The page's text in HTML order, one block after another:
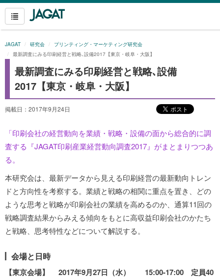
JAGAT 研究会
プリンティング・マーケティング研究会
最新調査にみる印刷経営と戦略､設備2017【東京・岐阜・大阪】
最新調査にみる印刷経営と戦略､設備
2017【東京・岐阜・大阪】
掲載日：2017年9月24日
「印刷会社の経営動向を業績・戦略・設備の面から総合的に調
査する『JAGAT印刷産業経営動向調査2017』がまとまりつつあ
る。
本研究会は、最新データから見える印刷経営の最新動向トレン
ドと方向性を考察する。業績と戦略の相関に重点を置き、どの
ような思考と戦略が印刷会社の業績を高めるのか、通算11回の
戦略調査結果からみえる傾向をもとに高収益印刷会社のかたち
と戦略、思考特性などについて解説する。
会場と日時
【東京会場】 2017年9月27日（水） 15:00-17:00 定員40